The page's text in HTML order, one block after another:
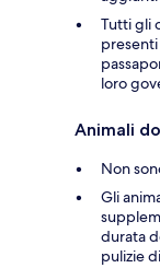
Tutti gli
loro
Animali
Non
Gli
durata
pulizie